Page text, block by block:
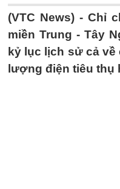
(VTC News) -Chỉ
miền Trung - Tây
kỷ lục lịch sử cả
lượng điện tiêu thụ